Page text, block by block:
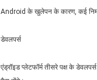
Android के खुलेपन के कारण, कई
डेवलपर्स
एंड्रॉइड प्लेटफॉर्म तीसरे पक्ष के